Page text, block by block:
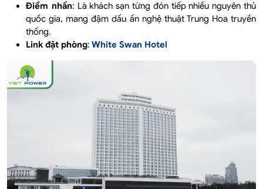
Điểm nhấn: Là khách sạn từng đón tiếp nhiều nguyên thủ
quốc gia, mang đậm dấu ấn nghệ thuật Trung Hoa truyền
thống.
Link đặt phòng: White Swan Hotel